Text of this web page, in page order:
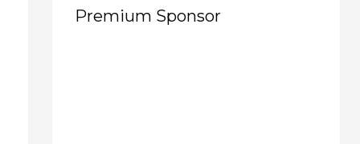
Premium Sponsor